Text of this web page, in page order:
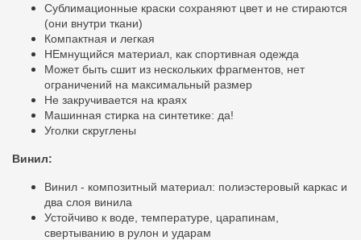
Сублимационные краски сохраняют цвет и не стираются
(они внутри ткани)
Компактная и легкая
НЕмнущийся материал, как спортивная одежда
Может быть сшит из нескольких фрагментов, нет
ограничений на максимальный размер
Не закручивается на краях
Машинная стирка на синтетике: да!
Уголки скруглены
Винил:
Винил - композитный материал: полиэстеровый каркас и
два слоя винила
Устойчиво к воде, температуре, царапинам,
свертыванию в рулон и ударам